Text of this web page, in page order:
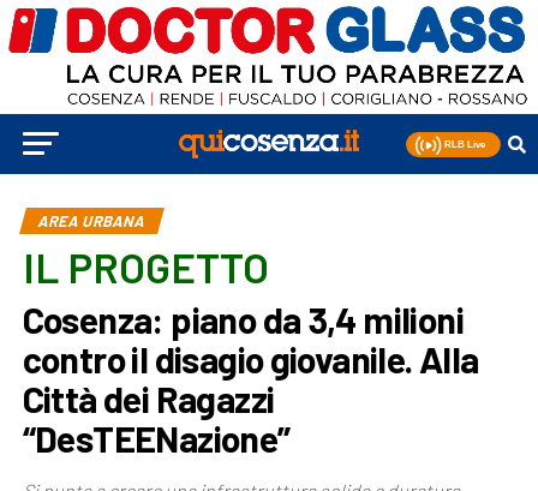
AREA URBANA
IL PROGETTO
Cosenza: piano da 3,4 milioni
contro il disagio giovanile. Alla
Città dei Ragazzi
“DesTEENazione”